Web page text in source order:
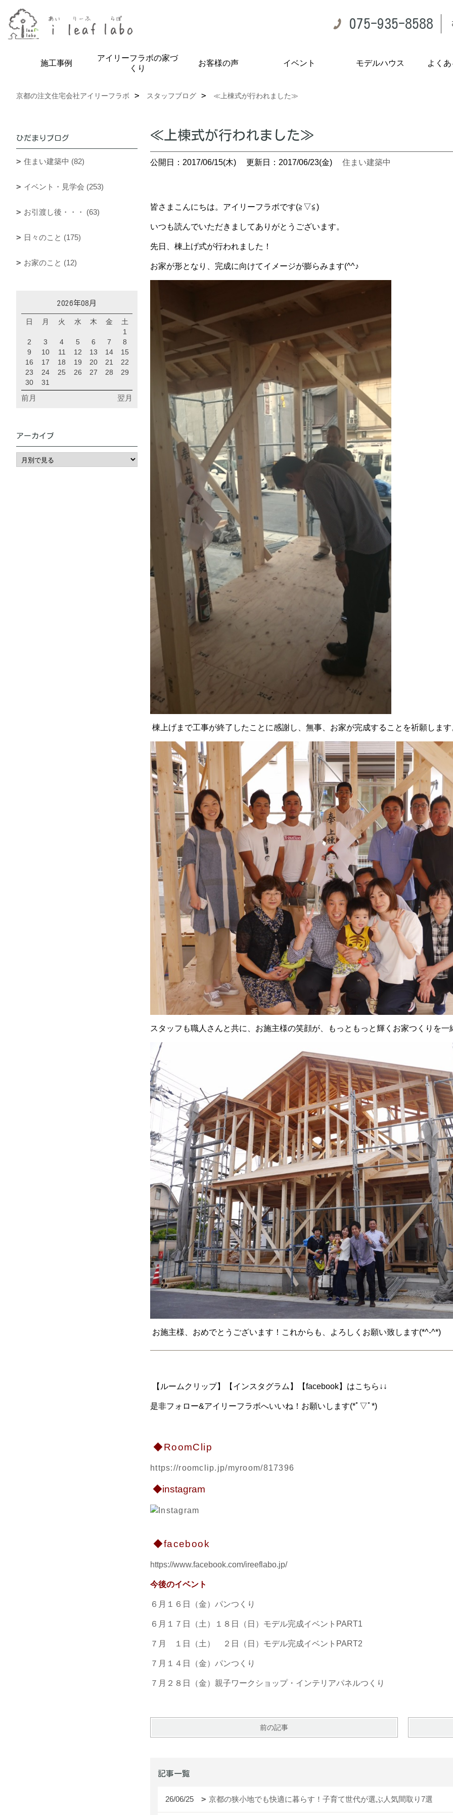
075-935-8588
施工事例
アイリーフラボの家づ
くり
お客様の声 イベント モデルハウス よく
京都の注文住宅会社アイリーフラボ スタッフブログ ≪上棟式が行われました≫
≪上棟式が行われました≫
公開日：2017/06/15(木) 更新日：2017/06/23(金) 住まい建築中
皆さまこんにちは。アイリーフラボです(≧▽≦)
いつも読んでいただきましてありがとうございます。
先日、棟上げ式が行われました！
お家が形となり、完成に向けてイメージが膨らみます(^^♪
棟上げまで工事が終了したことに感謝し、無事、お家が完成することを祈願します
スタッフも職人さんと共に、お施主様の笑顔が、もっともっと輝くお家つくりを
お施主様、おめでとうございます！これからも、よろしくお願い致します(*^-^*)
【ルームクリップ】【インスタグラム】【facebook】はこちら↓↓
是非フォロー&アイリーフラボへいいね！お願いします(*ﾟ▽ﾟ*)
◆RoomClip
https://roomclip.jp/myroom/817396
◆instagram
◆facebook
https://www.facebook.com/ireeflabo.jp/
今後のイベント
６月１６日（金）パンつくり
６月１７日（土）１８日（日）モデル完成イベントPART1
７月 １日（土） ２日（日）モデル完成イベントPART2
７月１４日（金）パンつくり
７月２８日（金）親子ワークショップ・インテリアパネルつくり
前の記事
記事一覧
26/06/25 京都の狭小地でも快適に暮らす！子育て世代が選ぶ人気間取り7選
ひだまりブログ
住まい建築中 (82)
イベント・見学会 (253)
お引渡し後・・・ (63)
日々のこと (175)
お家のこと (12)
2026年08月
日 月 火 水 木 金
土
1
2
3 4 5 6 7
8
9
10 11 12 13 14
15
16
17 18 19 20 21
22
23
24 25 26 27 28
29
30
31
前月 翌月
アーカイブ